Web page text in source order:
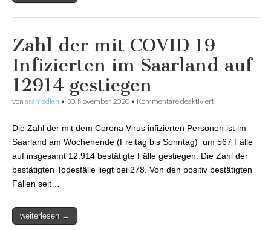
Zahl der mit COVID 19
Infizierten im Saarland auf
12914 gestiegen
von aramedien • 30. November 2020 • Kommentare deaktiviert
Saarland auf
12914 gestiegen
Die Zahl der mit dem Corona Virus infizierten Personen ist im
Saarland am Wochenende (Freitag bis Sonntag) um 567 Fälle
auf insgesamt 12.914 bestätigte Fälle gestiegen. Die Zahl der
bestätigten Todesfälle liegt bei 278. Von den positiv bestätigten
Fällen seit…
weiterlesen →